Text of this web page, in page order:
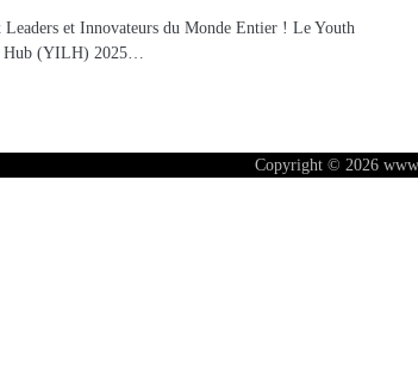
et Innovateurs du Monde Entier ! Le Youth
Hub (YILH) 2025…
Copyright © 2026